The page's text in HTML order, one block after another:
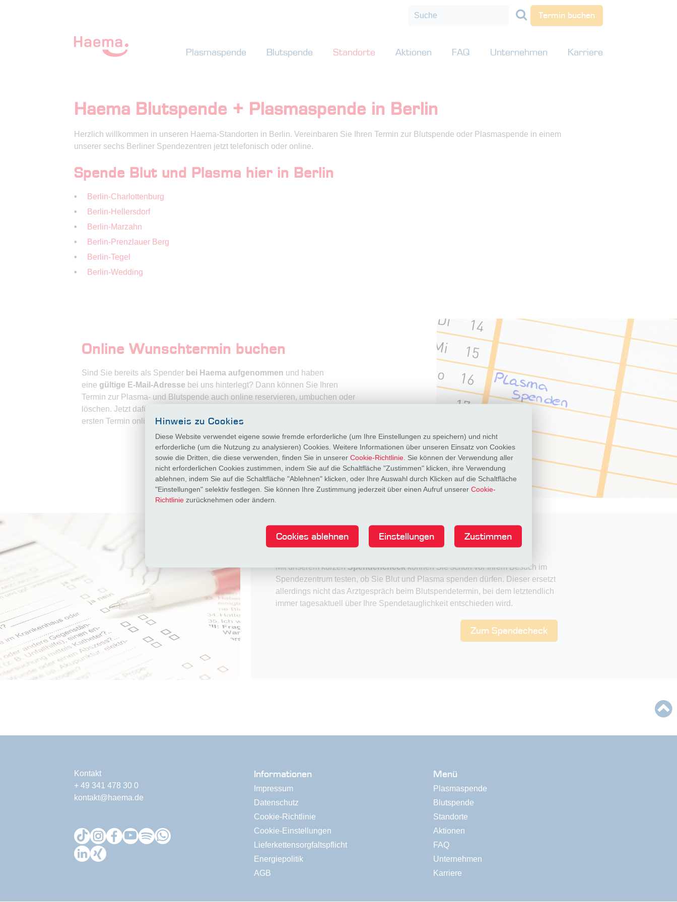
Termin buchen
Plasmaspende Blutspende Standorte Aktionen FAQ Unternehmen Karriere
Haema Blutspende + Plasmaspende in Berlin
Herzlich willkommen in unseren Haema-Standorten in Berlin. Vereinbaren Sie Ihren Termin zur Blutspende oder Plasmaspende in einem
unserer sechs Berliner Spendezentren jetzt telefonisch oder online.
Spende Blut und Plasma hier in Berlin
Berlin-Charlottenburg
Berlin-Hellersdorf
Berlin-Marzahn
Berlin-Prenzlauer Berg
Berlin-Tegel
Berlin-Wedding
Online Wunschtermin buchen
Sind Sie bereits als Spender bei Haema aufgenommen und haben
eine gültige E-Mail-Adresse bei uns hinterlegt? Dann können Sie Ihren
Termin zur Plasma- und Blutspende auch online reservieren, umbuchen oder
löschen. Jetzt dafür registrieren! Auch Neuspender haben die Möglichkeit ihren
ersten Termin online zu buchen.
Neuspender
registrierte Spender
Spendencheck
Mit unserem kurzenSpendencheckkönnen Sie schon vor Ihrem Besuch im
Spendezentrum testen, ob Sie Blut und Plasma spenden dürfen. Dieser ersetzt
allerdings nicht das Arztgespräch beim Blutspendetermin, bei dem letztendlich
immer tagesaktuell über Ihre Spendetauglichkeit entschieden wird.
Zum Spendecheck
Kontakt
+ 49 341 478 30 0
kontakt@haema.de
Informationen
Impressum
Datenschutz
Cookie-Richtlinie
Cookie-Einstellungen
Lieferkettensorgfaltspflicht
Energiepolitik
AGB
Menü
Plasmaspende
Blutspende
Standorte
Aktionen
FAQ
Unternehmen
Karriere
Hinweis zu Cookies
Diese Website verwendet eigene sowie fremde erforderliche (um Ihre Einstellungen zu speichern) und nicht
erforderliche (um die Nutzung zu analysieren) Cookies. Weitere Informationen über unseren Einsatz von Cookies
sowie die Dritten, die diese verwenden, finden Sie in unserer Cookie-Richtlinie . Sie können der Verwendung aller
nicht erforderlichen Cookies zustimmen, indem Sie auf die Schaltfläche "Zustimmen" klicken, ihre Verwendung
ablehnen, indem Sie auf die Schaltfläche "Ablehnen" klicken, oder Ihre Auswahl durch Klicken auf die Schaltfläche
"Einstellungen" selektiv festlegen. Sie können Ihre Zustimmung jederzeit über einen Aufruf unserer Cookie-
Richtlinie zurücknehmen oder ändern.
Zustimmen
Einstellungen
Cookies ablehnen